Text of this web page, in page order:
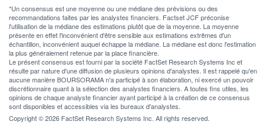
+ PORTEFEUILLE
*Un consensus est une moyenne ou une médiane des prévisions ou des
recommandations faites par les analystes financiers. Factset JCF préconise
l'utilisation de la médiane des estimations plutôt que de la moyenne. La moyenne
présente en effet l'inconvénient d'être sensible aux estimations extrêmes d'un
échantillon, inconvénient auquel échappe la médiane. La médiane est donc l'estimation
la plus généralement retenue par la place financière.
Le présent consensus est fourni par la société FactSet Research Systems Inc et
résulte par nature d'une diffusion de plusieurs opinions d'analystes. Il est rappelé qu'en
aucune manière BOURSORAMA n'a participé à son élaboration, ni exercé un pouvoir
discrétionnaire quant à la sélection des analystes financiers. A toutes fins utiles, les
opinions de chaque analyste financier ayant participé à la création de ce consensus
sont disponibles et accessibles via les bureaux d'analystes.
Copyright © 2026 FactSet Research Systems Inc. All rights reserved.